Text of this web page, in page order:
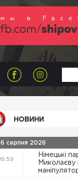
НОВИНИ
6 серпня 2026
16:59
Німецькі
Миколаєву